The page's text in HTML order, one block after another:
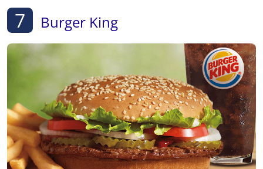
7 Burger King